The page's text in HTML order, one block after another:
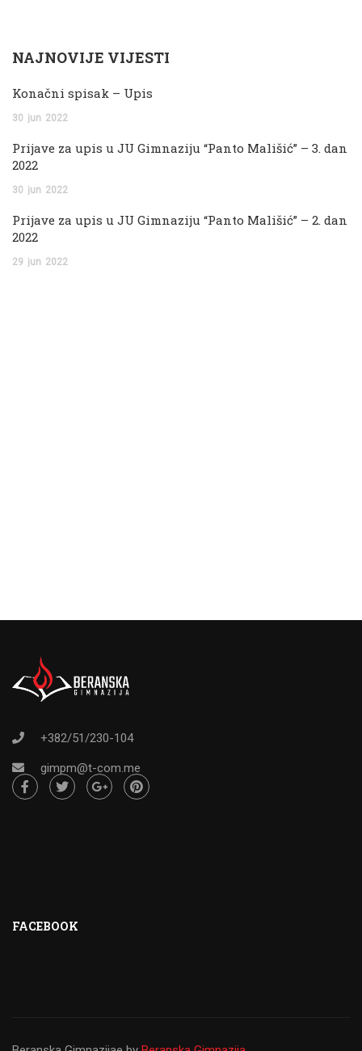
NAJNOVIJE VIJESTI
Konačni spisak – Upis
30 jun 2022
Prijave za upis u JU Gimnaziju “Panto Mališić” – 3. dan
2022
30 jun 2022
Prijave za upis u JU Gimnaziju “Panto Mališić” – 2. dan
2022
29 jun 2022
+382/51/230-104
gimpm@t-com.me
FACEBOOK